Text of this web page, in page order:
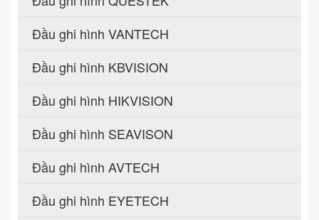
Đầu ghi hình VANTECH
Đầu ghi hình KBVISION
Đầu ghi hình HIKVISION
Đầu ghi hình SEAVISON
Đầu ghi hình AVTECH
Đầu ghi hình EYETECH